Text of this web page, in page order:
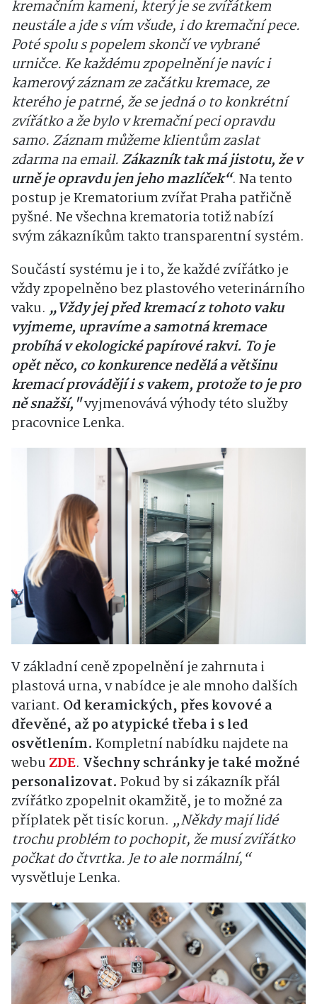
kremačním kameni, který je se zvířátkem
neustále a jde s vím všude, i do kremační pece.
Poté spolu s popelem skončí ve vybrané
urničce. Ke každému zpopelnění je navíc i
kamerový záznam ze začátku kremace, ze
kterého je patrné, že se jedná o to konkrétní
zvířátko a že bylo v kremační peci opravdu
samo. Záznam můžeme klientům zaslat
zdarma na email. Zákazník tak má jistotu, že v
urně je opravdu jen jeho mazlíček“. Na tento
postup je Krematorium zvířat Praha patřičně
pyšné. Ne všechna krematoria totiž nabízí
svým zákazníkům takto transparentní systém.
Součástí systému je i to, že každé zvířátko je
vždy zpopelněno bez plastového veterinárního
vaku. „Vždy jej před kremací z tohoto vaku
vyjmeme, upravíme a samotná kremace
probíhá v ekologické papírové rakvi. To je
opět něco, co konkurence nedělá a většinu
kremací provádějí i s vakem, protože to je pro
ně snažší,"vyjmenovává výhody této služby
pracovnice Lenka.
V základní ceně zpopelnění je zahrnuta i
plastová urna, v nabídce je ale mnoho dalších
variant. Od keramických, přes kovové a
dřevěné, až po atypické třeba i s led
osvětlením. Kompletní nabídku najdete na
webuZDE. Všechny schránky je také možné
personalizovat. Pokud by si zákazník přál
zvířátko zpopelnit okamžitě, je to možné za
příplatek pět tisíc korun. „Někdy mají lidé
trochu problém to pochopit, že musí zvířátko
počkat do čtvrtka. Je to ale normální,“
vysvětluje Lenka.